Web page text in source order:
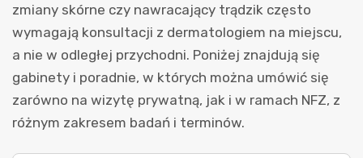
zmiany skórne czy nawracający trądzik często
wymagają konsultacji z dermatologiem na miejscu,
a nie w odległej przychodni. Poniżej znajdują się
gabinety i poradnie, w których można umówić się
zarówno na wizytę prywatną, jak i w ramach NFZ, z
różnym zakresem badań i terminów.